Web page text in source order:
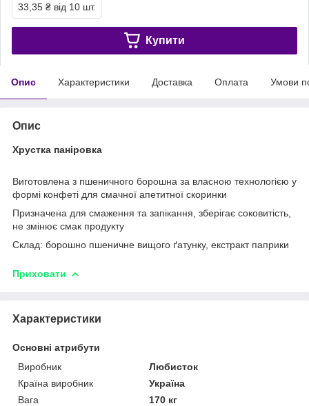
33,35 ₴ від 10 шт.
Купити
Опис Характеристики Доставка Оплата Умови
Опис
Хрустка паніровка
Виготовлена з пшеничного борошна за власною технологією у
формі конфеті для смачної апетитної скоринки
Призначена для смаження та запікання, зберігає соковитість,
не змінює смак продукту
Склад: борошно пшеничне вищого ґатунку, екстракт паприки
Приховати
Характеристики
Основні атрибути
Виробник
Любисток
Країна виробник
Україна
Вага
170 кг